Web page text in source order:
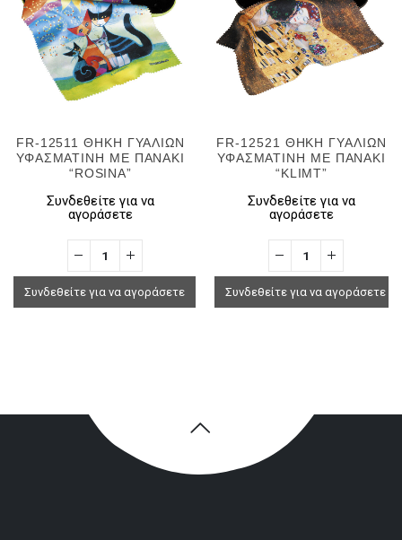
FR-12511 ΘΗΚΗ ΓΥΑΛΙΩΝ
ΥΦΑΣΜΑΤΙΝΗ ΜΕ ΠΑΝΑΚΙ
“ROSINA”
Συνδεθείτε για να
αγοράσετε
Συνδεθείτε για να αγοράσετε
FR-12521 ΘΗΚΗ ΓΥΑΛΙΩΝ
ΥΦΑΣΜΑΤΙΝΗ ΜΕ ΠΑΝΑΚΙ
“KLIMT”
Συνδεθείτε για να
αγοράσετε
Συνδεθείτε για να αγοράσετε